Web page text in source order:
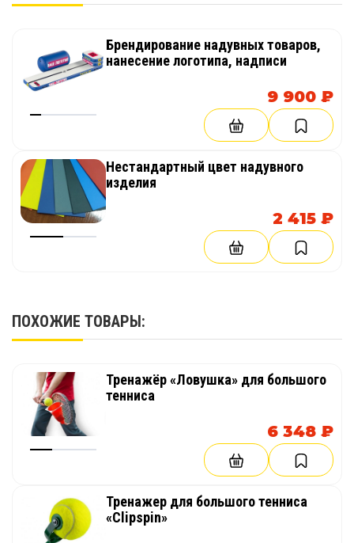
Брендирование надувных товаров,
нанесение логотипа, надписи
9 900 ₽
Нестандартный цвет надувного
изделия
2 415 ₽
ПОХОЖИЕ ТОВАРЫ:
Тренажёр «Ловушка» для большого
тенниса
6 348 ₽
Тренажер для большого тенниса
«Clipspin»